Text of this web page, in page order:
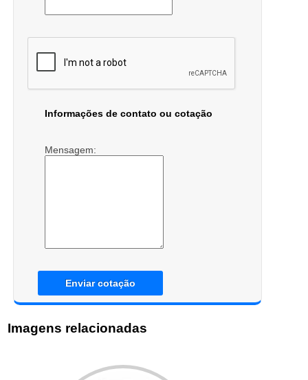
Informações de contato ou cotação
Mensagem:
Enviar cotação
Imagens relacionadas